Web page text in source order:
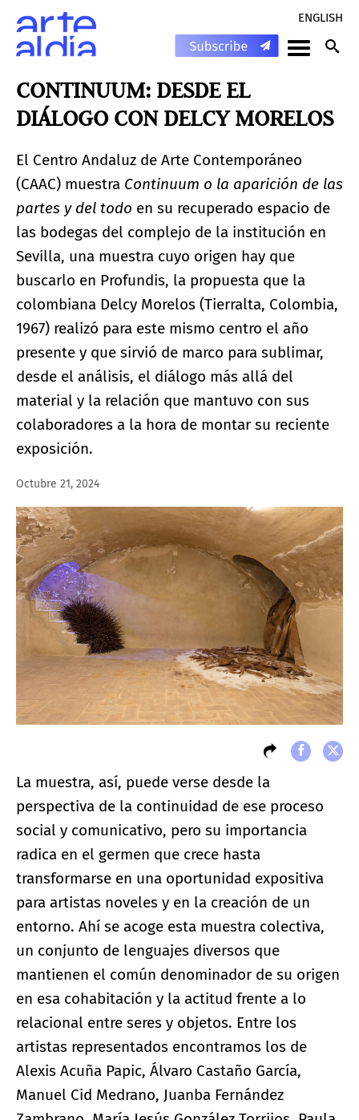
ENGLISH
CONTINUUM: DESDE EL
DIÁLOGO CON DELCY MORELOS
El Centro Andaluz de Arte Contemporáneo
(CAAC) muestra Continuum o la aparición de las
partes y del todo en su recuperado espacio de
las bodegas del complejo de la institución en
Sevilla, una muestra cuyo origen hay que
buscarlo en Profundis, la propuesta que la
colombiana Delcy Morelos (Tierralta, Colombia,
1967) realizó para este mismo centro el año
presente y que sirvió de marco para sublimar,
desde el análisis, el diálogo más allá del
material y la relación que mantuvo con sus
colaboradores a la hora de montar su reciente
exposición.
Octubre 21, 2024
La muestra, así, puede verse desde la
perspectiva de la continuidad de ese proceso
social y comunicativo, pero su importancia
radica en el germen que crece hasta
transformarse en una oportunidad expositiva
para artistas noveles y en la creación de un
entorno. Ahí se acoge esta muestra colectiva,
un conjunto de lenguajes diversos que
mantienen el común denominador de su origen
en esa cohabitación y la actitud frente a lo
relacional entre seres y objetos. Entre los
artistas representados encontramos los de
Alexis Acuña Papic, Álvaro Castaño García,
Manuel Cid Medrano, Juanba Fernández